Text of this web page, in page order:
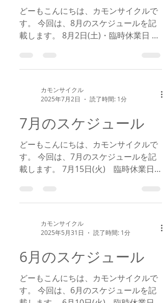
どーもこんにちは、カモンサイクルで
す。 今回は、8月のスケジュールを記
載します。 8月2日(土)・臨時休業日 8
00～22：00 8月10日(日)・時短営業
カモンサイクル
2025年7月2日
読了時間: 1分
7月のスケジュール
どーもこんにちは、カモンサイクルで
す。 今回は、7月のスケジュールを記
載します。 7月15日(火) 臨時休業日
さいますようお願い申し上げます。
カモンサイクル
2025年5月31日
読了時間: 1分
6月のスケジュール
どーもこんにちは、カモンサイクルで
す。 今回は、6月のスケジュールを記